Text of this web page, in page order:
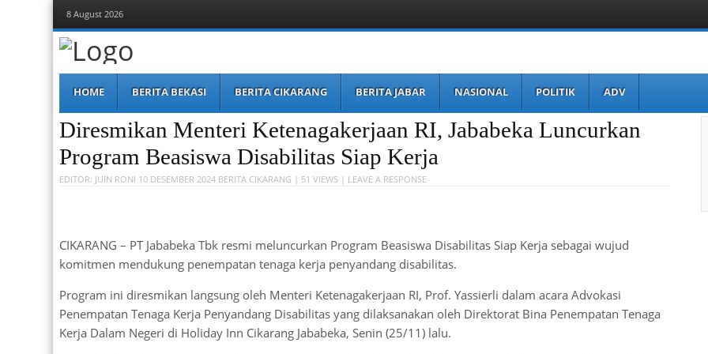
8 August 2026
Berita Bekasi
Mudah Melihat Bekasi
Menu
content
HOME BERITA BEKASI BERITA CIKARANG BERITA JABAR NASIONAL POLITIK ADV
Diresmikan Menteri Ketenagakerjaan RI, Jababeka Luncurkan
Program Beasiswa Disabilitas Siap Kerja
EDITOR: JUIN RONI 10 DESEMBER 2024 BERITA CIKARANG | 51 VIEWS | LEAVE A RESPONSE
CIKARANG – PT Jababeka Tbk resmi meluncurkan Program Beasiswa Disabilitas Siap Kerja sebagai wujud
komitmen mendukung penempatan tenaga kerja penyandang disabilitas.
Program ini diresmikan langsung oleh Menteri Ketenagakerjaan RI, Prof. Yassierli dalam acara Advokasi
Penempatan Tenaga Kerja Penyandang Disabilitas yang dilaksanakan oleh Direktorat Bina Penempatan Tenaga
Kerja Dalam Negeri di Holiday Inn Cikarang Jababeka, Senin (25/11) lalu.